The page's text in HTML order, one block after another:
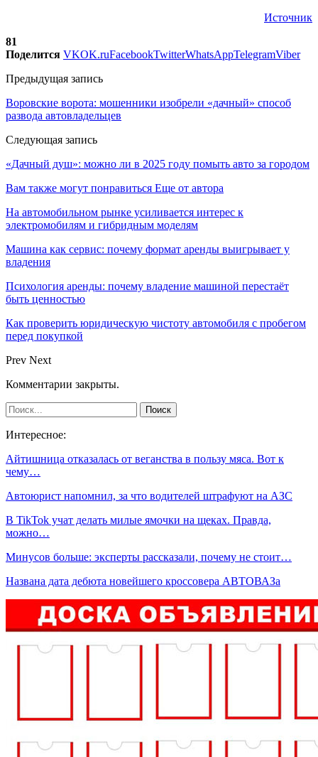
Источник
81
Поделится VKOK.ruFacebookTwitterWhatsAppTelegramViber
Предыдущая запись
Воровские ворота: мошенники изобрели «дачный» способ
развода автовладельцев
Следующая запись
«Дачный душ»: можно ли в 2025 году помыть авто за городом
Вам также могут понравиться Еще от автора
На автомобильном рынке усиливается интерес к
электромобилям и гибридным моделям
Машина как сервис: почему формат аренды выигрывает у
владения
Психология аренды: почему владение машиной перестаёт
быть ценностью
Как проверить юридическую чистоту автомобиля с пробегом
перед покупкой
Prev Next
Комментарии закрыты.
Интересное:
Айтишница отказалась от веганства в пользу мяса. Вот к
чему…
Автоюрист напомнил, за что водителей штрафуют на АЗС
В TikTok учат делать милые ямочки на щеках. Правда,
можно…
Минусов больше: эксперты рассказали, почему не стоит…
Названа дата дебюта новейшего кроссовера АВТОВАЗа